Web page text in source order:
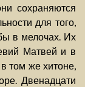
сохраняются
для того,
в мелочах. Их
Матвей и в
том же хитоне,
Двенадцати